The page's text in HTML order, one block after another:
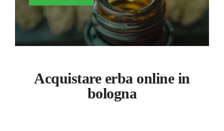
Acquistare erba online in
bologna